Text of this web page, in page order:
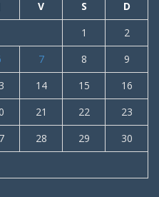
V S
D
1
2
7 8
9
14 15
16
21 22
23
28 29
30